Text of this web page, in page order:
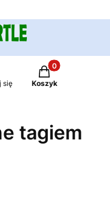
się
Produkty w
Koszyk
tagiem